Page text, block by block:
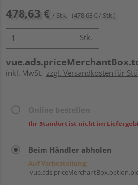
478,63 € / Stk. (478,63 € / Stk.)
Stk.
inkl. MwSt. zzgl. Versandkosten für
Ihr Standort ist nicht im
Beim Händler abholen
Auf Vorbestellung: